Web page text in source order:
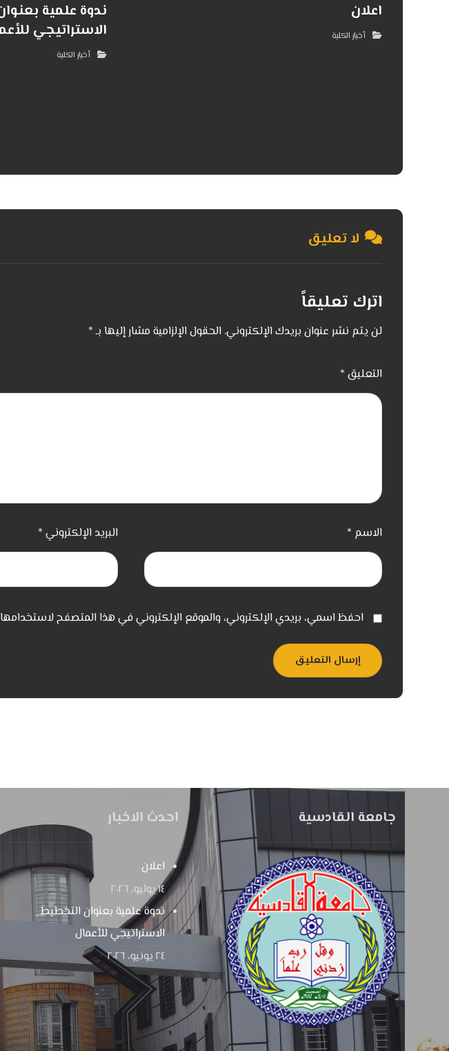
اعلان
أخبار الكلية
ندوة علمية
الاستراتيجي
أخبار الكلية
لا تعليق
اترك تعليقاً
لن يتم نشر عنوان بريدك الإلكتروني. الحقول الإلزامية مشار إليها بـ*
التعليق *
الاسم * البريد الإلكتروني *
احفظ اسمي، بريدي الإلكتروني، والموقع الإلكتروني في هذا المتصفح
إرسال التعليق
جامعة القادسية احدث الاخبار
اعلان
١٤ يوليو، ٢٠٢٦
ندوة علمية بعنوان التخطيط
الاستراتيجي للأعمال
٢٤ يونيو، ٢٠٢٦